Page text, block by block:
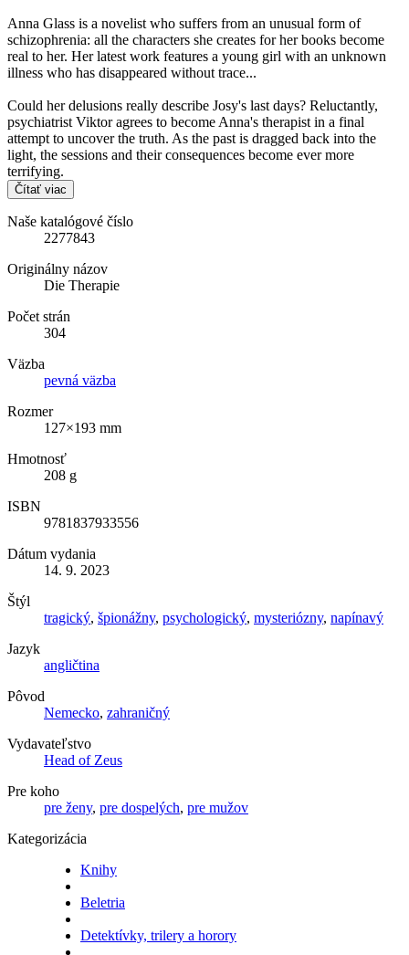
Anna Glass is a novelist who suffers from an unusual form of
schizophrenia: all the characters she creates for her books become
real to her. Her latest work features a young girl with an unknown
illness who has disappeared without trace...
Could her delusions really describe Josy's last days? Reluctantly,
psychiatrist Viktor agrees to become Anna's therapist in a final
attempt to uncover the truth. As the past is dragged back into the
light, the sessions and their consequences become ever more
terrifying.
Čítať viac
Naše katalógové číslo
2277843
Originálny názov
Die Therapie
Počet strán
304
Väzba
pevná väzba
Rozmer
127×193 mm
Hmotnosť
208 g
ISBN
9781837933556
Dátum vydania
14. 9. 2023
Štýl
tragický, špionážny, psychologický, mysteriózny, napínavý
Jazyk
angličtina
Pôvod
Nemecko, zahraničný
Vydavateľstvo
Head of Zeus
Pre koho
pre ženy, pre dospelých, pre mužov
Kategorizácia
Knihy
Beletria
Detektívky, trilery a horory